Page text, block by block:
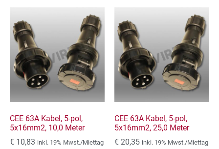
CEE 63A Kabel, 5-pol,
5x16mm2, 10,0 Meter
€ 10,83 inkl. 19% Mwst./Miettag
CEE 63A Kabel, 5-pol,
5x16mm2, 25,0 Meter
€ 20,35 inkl. 19% Mwst./Miettag